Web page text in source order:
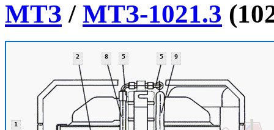
МТЗ / МТЗ-1021.3
1
2 5
5
8 9